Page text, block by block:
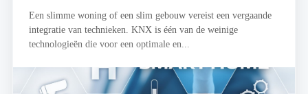
Een slimme woning of een slim gebouw vereist een vergaande
integratie van technieken. KNX is één van de weinige
technologieën die voor een optimale en...